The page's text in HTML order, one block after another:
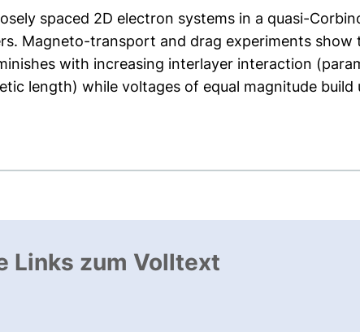
spaced 2D electron systems in a quasi-
Magneto-transport and drag experiments
with increasing interlayer interaction
length) while voltages of equal magnitude build
Links zum Volltext